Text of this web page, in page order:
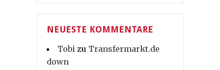
NEUESTE KOMMENTARE
Tobi zu Transfermarkt.de
down